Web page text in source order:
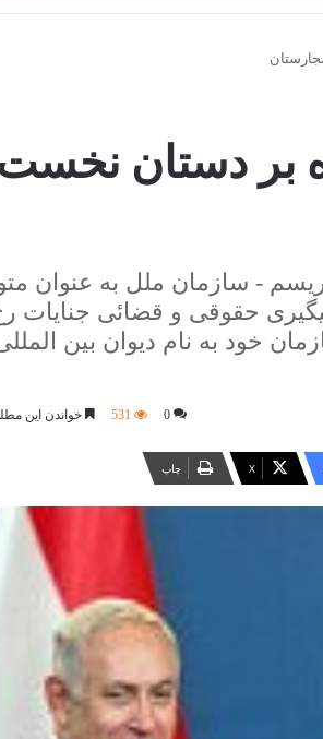
بر دستان نخست
- سازمان ملل به عنوان
حقوقی و قضائی جنایات
خود به نام دیوان بین
0
531 خواندن این مطلب 2 دقیقه زمان
X چاپ